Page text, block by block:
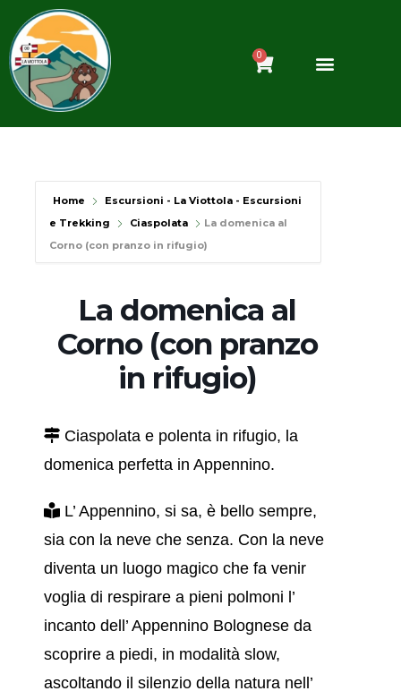
contenuto
0
Carrello
Home
Escursioni - La Viottola - Escursioni
e Trekking
Ciaspolata
La domenica al
Corno (con pranzo in rifugio)
La domenica al
Corno (con pranzo
in rifugio)
Ciaspolata e polenta in rifugio, la
domenica perfetta in Appennino.
L’ Appennino, si sa, è bello sempre,
sia con la neve che senza. Con la neve
diventa un luogo magico che fa venir
voglia di respirare a pieni polmoni l’
incanto dell’ Appennino Bolognese da
scoprire a piedi, in modalità slow,
ascoltando il silenzio della natura nell’